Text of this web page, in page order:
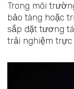
Trong môi
bảo tàng hoặc
sắp đặt tương
trải nghiệm trực